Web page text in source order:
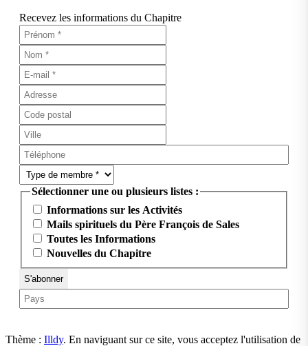
Recevez les informations du Chapitre
Sélectionner une ou plusieurs listes :
Informations sur les Activités
Mails spirituels du Père François de Sales
Toutes les Informations
Nouvelles du Chapitre
Thème : Illdy. En naviguant sur ce site, vous acceptez l'utilisation de